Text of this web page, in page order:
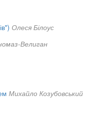
Олеся Білоус
Велиган
Михайло Козубовський